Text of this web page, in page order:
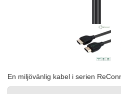
En miljövänlig kabel i serien